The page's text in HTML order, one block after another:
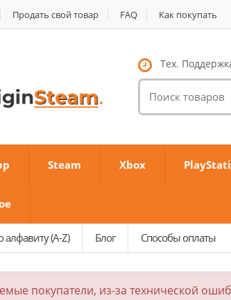
Продать свой товар FAQ Как покупать
Тех.
Поиск
товаров:
Steam Xbox
алфавиту (A-Z) Блог Способы оплаты
покупатели, из-за технической